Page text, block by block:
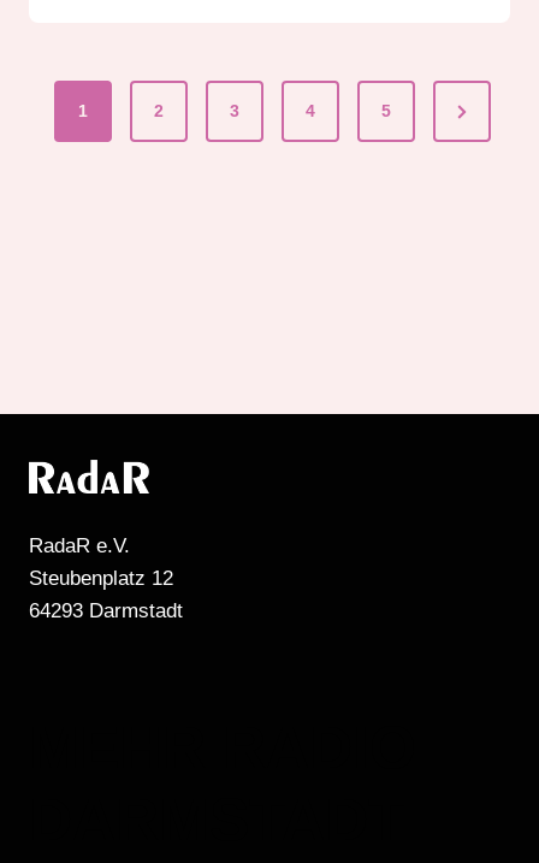
1 2 3 4 5
Next
Page
RadaR e.V.
Steubenplatz 12
64293 Darmstadt